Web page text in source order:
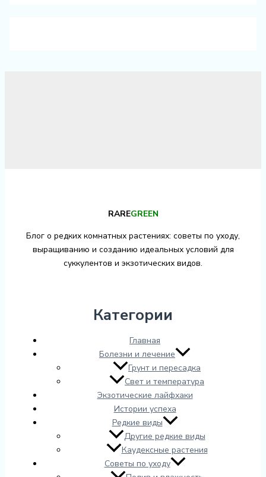
RAREGREEN
Блог о редких комнатных растениях: советы по уходу,
выращиванию и созданию идеальных условий для
суккулентов и экзотических видов.
Категории
Главная
Болезни и лечение
Грунт и пересадка
Свет и температура
Экзотические лайфхаки
Истории успеха
Редкие виды
Другие редкие виды
Каудексные растения
Советы по уходу